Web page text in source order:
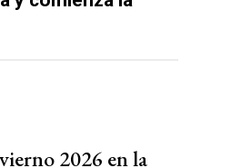
2026 en la